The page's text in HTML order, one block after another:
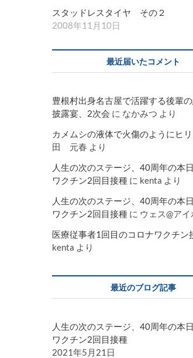
スタッドレスタイヤ その２
2008年11月10日
最近届いたコメント
豊根村出身名古屋で活躍する後輩の
披露宴、2次会 に なかみつ より
カメムシの液体で火傷のようにヒリ
田 元春 より
人生の次のステージ、40周年の本
ワクチン2回目接種 に kenta より
人生の次のステージ、40周年の本
ワクチン2回目接種 に ウェス@アイ
医療従事者1回目のコロナワクチン
kenta より
最近のブログ記事
人生の次のステージ、40周年の本
ワクチン2回目接種
2021年5月21日